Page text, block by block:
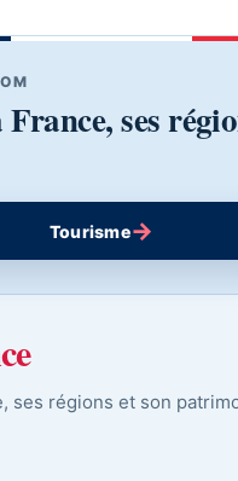
ses
Tourisme→
ses régions et son